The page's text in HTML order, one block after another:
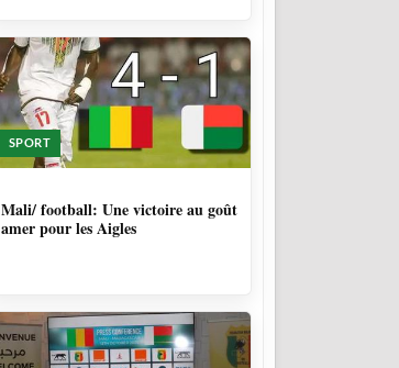
SPORT
Mali/ football: Une victoire au goût
amer pour les Aigles